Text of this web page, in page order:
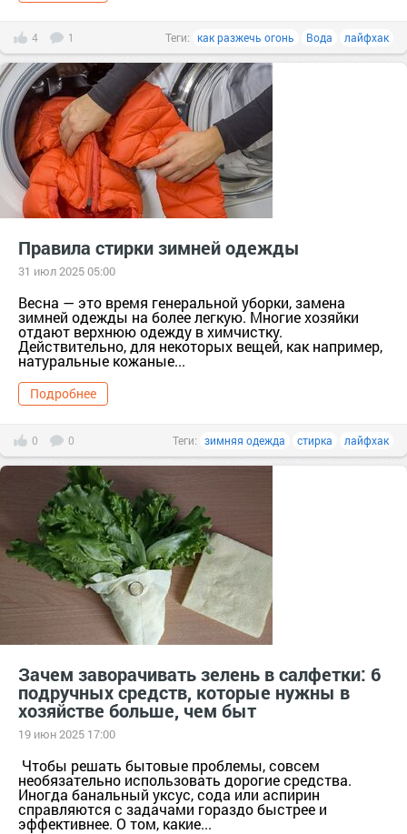
4 1 Теги: как разжечь огонь Вода лайфхак
Правила стирки зимней одежды
31 июл 2025 05:00
Весна — это время генеральной уборки, замена
зимней одежды на более легкую. Многие хозяйки
отдают верхнюю одежду в химчистку.
Действительно, для некоторых вещей, как например,
натуральные кожаные...
Подробнее
0 0 Теги: зимняя одежда стирка лайфхак
Зачем заворачивать зелень в салфетки: 6
подручных средств, которые нужны в
хозяйстве больше, чем быт
19 июн 2025 17:00
Чтобы решать бытовые проблемы, совсем
необязательно использовать дорогие средства.
Иногда банальный уксус, сода или аспирин
справляются с задачами гораздо быстрее и
эффективнее. О том, какие...